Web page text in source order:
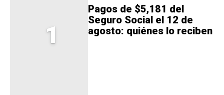
1
Pagos de $5,181 del
Seguro Social el 12 de
agosto: quiénes lo reciben